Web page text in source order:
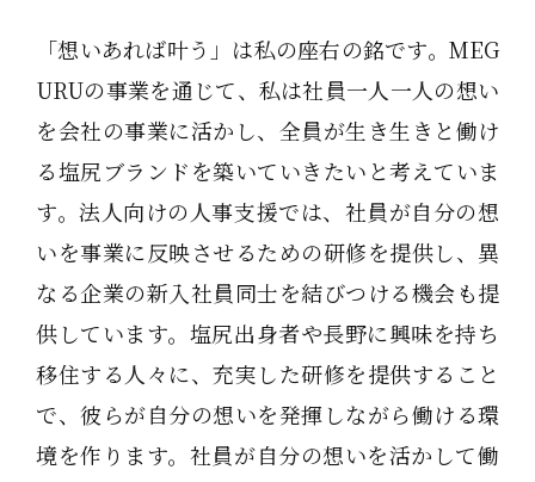
「想いあれば叶う」は私の座右の銘です。MEG
URUの事業を通じて、私は社員一人一人の想い
を会社の事業に活かし、全員が生き生きと働け
る塩尻ブランドを築いていきたいと考えていま
す。法人向けの人事支援では、社員が自分の想
いを事業に反映させるための研修を提供し、異
なる企業の新入社員同士を結びつける機会も提
供しています。塩尻出身者や長野に興味を持ち
移住する人々に、充実した研修を提供すること
で、彼らが自分の想いを発揮しながら働ける環
境を作ります。社員が自分の想いを活かして働